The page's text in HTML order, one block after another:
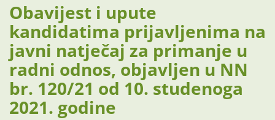
Obavijest i upute
kandidatima prijavljenima na
javni natječaj za primanje u
radni odnos, objavljen u NN
br. 120/21 od 10. studenoga
2021. godine